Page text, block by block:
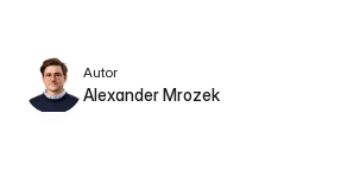
Autor
Alexander Mrozek